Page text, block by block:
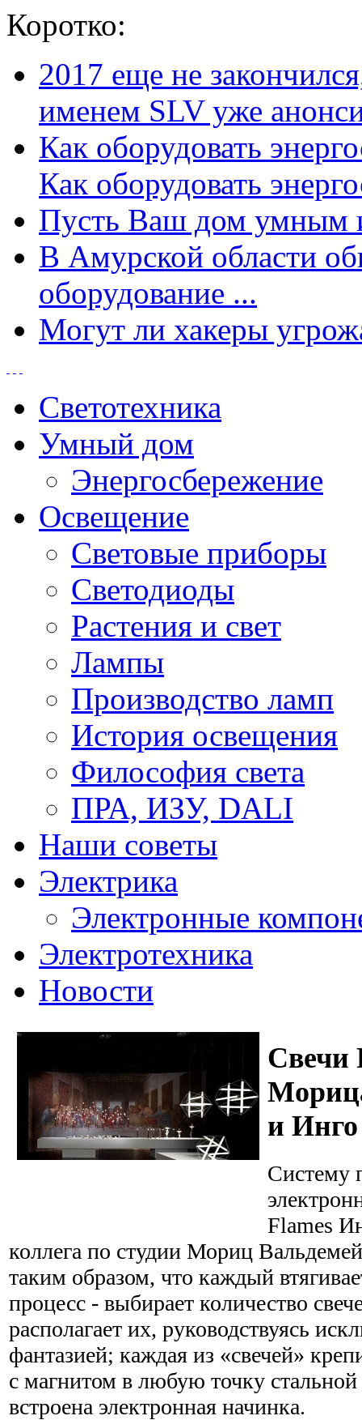
Коротко:
2017 еще не
именем SLV уже
Как оборудовать
Как оборудовать
Пусть Ваш дом умным
В Амурской области
оборудование ...
Могут ли хакеры
Светотехника
Умный дом
Энергосбережение
Освещение
Световые приборы
Светодиоды
Растения и свет
Лампы
Производство ламп
История освещения
Философия света
ПРА, ИЗУ, DALI
Наши советы
Электрика
Электронные
Электротехника
Новости
Свечи
и
Систему
Flames
коллега по студии Мориц
таким образом, что каждый
процесс - выбирает количество
располагает их, руководствуясь
фантазией; каждая из «свечей»
с магнитом в любую точку
встроена электронная начинка.